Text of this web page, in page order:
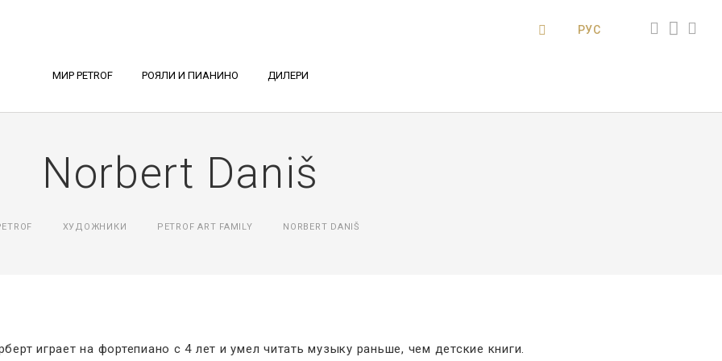
МИР PETROF РОЯЛИ И ПИАНИНО ДИЛЕРИ
РУС
Norbert Daniš
ХУДОЖНИКИ PETROF ART FAMILY NORBERT DANIŠ
играет на фортепиано с 4 лет и умел читать музыку раньше, чем детские книги.